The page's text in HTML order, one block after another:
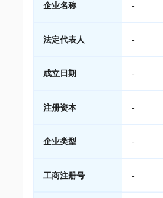
企业名称 -
法定代表人 -
成立日期 -
注册资本 -
企业类型 -
工商注册号 -